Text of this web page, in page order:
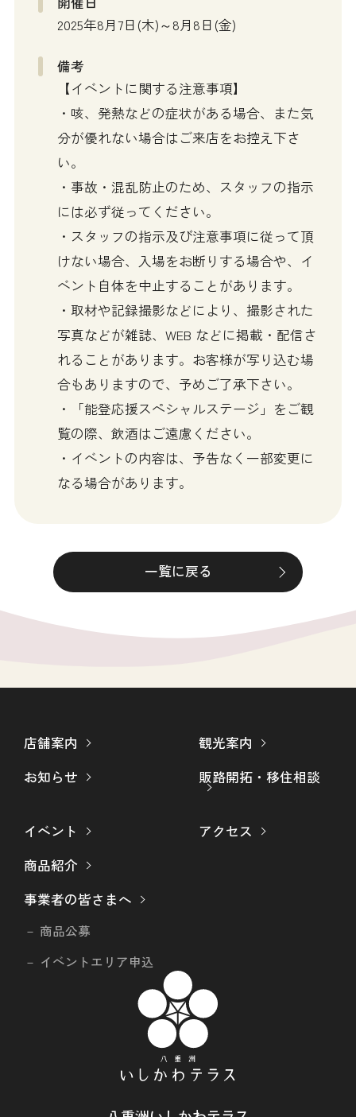
2025年8月7日(木)～8月8日(金)
備考
【イベントに関する注意事項】
・咳、発熱などの症状がある場合、また気
分が優れない場合はご来店をお控え下さ
い。
・事故・混乱防止のため、スタッフの指示
には必ず従ってください。
・スタッフの指示及び注意事項に従って頂
けない場合、入場をお断りする場合や、イ
ベント自体を中止することがあります。
・取材や記録撮影などにより、撮影された
写真などが雑誌、WEB などに掲載・配信さ
れることがあります。お客様が写り込む場
合もありますので、予めご了承下さい。
・「能登応援スペシャルステージ」をご観
覧の際、飲酒はご遠慮ください。
・イベントの内容は、予告なく一部変更に
なる場合があります。
一覧に戻る
店舗案内
お知らせ
イベント
商品紹介
事業者の皆さまへ
商品公募
イベントエリア申込
観光案内
販路開拓・移住相談
アクセス